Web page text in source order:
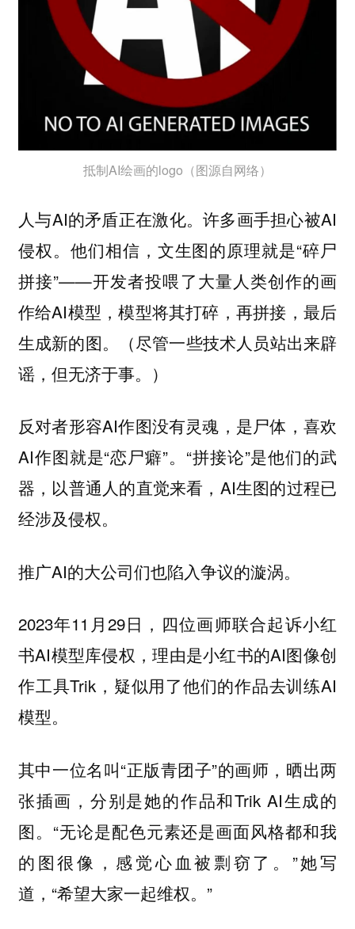
抵制AI绘画的logo（图源自网络）
人与AI的矛盾正在激化。许多画手担心被AI
侵权。他们相信，文生图的原理就是“碎尸
拼接”——开发者投喂了大量人类创作的画
作给AI模型，模型将其打碎，再拼接，最后
生成新的图。（尽管一些技术人员站出来辟
谣，但无济于事。）
反对者形容AI作图没有灵魂，是尸体，喜欢
AI作图就是“恋尸癖”。“拼接论”是他们的武
器，以普通人的直觉来看，AI生图的过程已
经涉及侵权。
推广AI的大公司们也陷入争议的漩涡。
2023年11月29日，四位画师联合起诉小红
书AI模型库侵权，理由是小红书的AI图像创
作工具Trik，疑似用了他们的作品去训练AI
模型。
其中一位名叫“正版青团子”的画师，晒出两
张插画，分别是她的作品和Trik AI生成的
图。“无论是配色元素还是画面风格都和我
的图很像，感觉心血被剽窃了。”她写
道，“希望大家一起维权。”